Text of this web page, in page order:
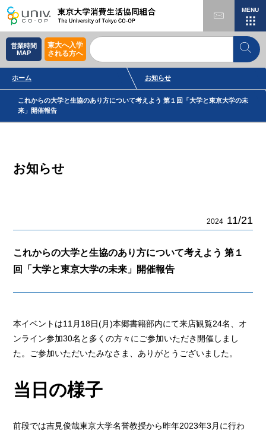
MENU
営業時間
MAP
東大へ入学
される方へ
ホーム お知らせ
これからの大学と生協のあり方について考えよう 第１回「大学と東京大学の未
来」開催報告
お知らせ
2024 11/21
これからの大学と生協のあり方について考えよう 第１
回「大学と東京大学の未来」開催報告
本イベントは11月18日(月)本郷書籍部内にて来店観覧24名、オ
ンライン参加30名と多くの方々にご参加いただき開催しまし
た。ご参加いただいたみなさま、ありがとうございました。
当日の様子
前段では吉見俊哉東京大学名誉教授から昨年2023年3月に行わ